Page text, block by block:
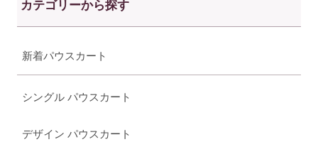
カテゴリーから探す
新着パウスカート
シングル パウスカート
デザイン パウスカート